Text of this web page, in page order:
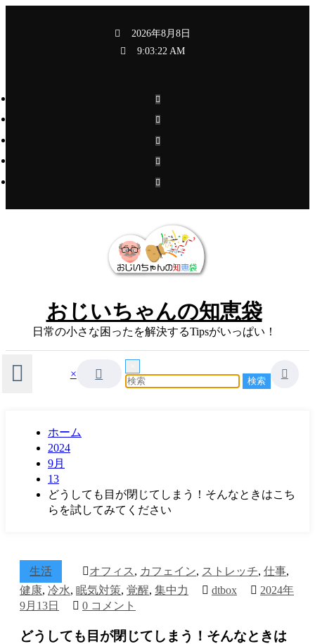
2026年8月8日
9:03:23 AM
おじいちゃんの知恵袋
日常の小さな困ったを解決するTipsがいっぱい！
×
ホーム
2024
9月
13
どうしても目が閉じてしまう！そんなときはこち
らを試してみてください
生活 オフィス , カフェイン, ストレッチ, 仕事,
健康, 冷水, 眠気対策, 覚醒, 集中力 dtbox
2024年
9月13日
0 コメント
どうしても目が閉じてしまう！そんなときは